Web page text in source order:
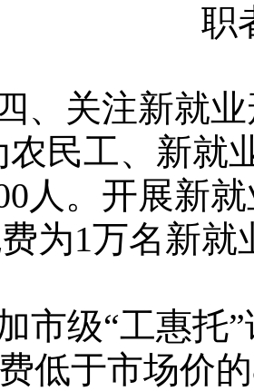
职
、关注新就
农民工、新就
人。开展新
为1万名新就
市级“工惠托
低于市场价